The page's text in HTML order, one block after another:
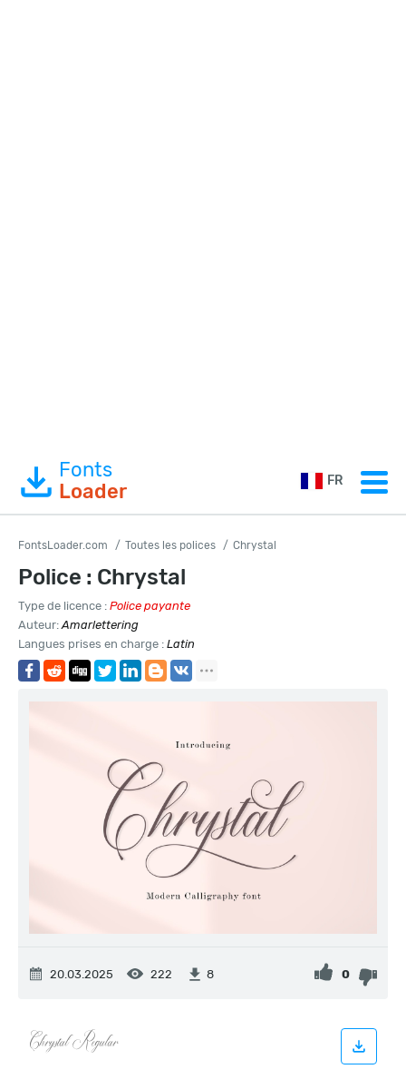
Fonts
Loader
FR
FontsLoader.com Toutes les polices Chrystal
Police : Chrystal
Type de licence : Police payante
Auteur:Amarlettering
Langues prises en charge : Latin
20.03.2025 222 8 0